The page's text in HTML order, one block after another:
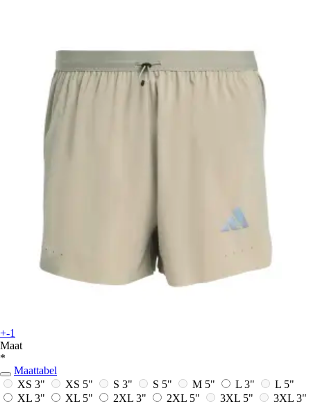
+-1
Maat
*
Maattabel
XS 3"
XS 5" S 3" S 5" M 5" L 3"
L 5"
XL 3"
XL 5" 2XL 3" 2XL 5" 3XL 5" 3XL 3"